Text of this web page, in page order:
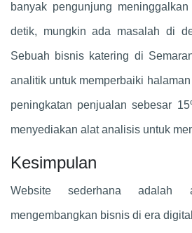
banyak pengunjung
detik, mungkin ada masalah di
Sebuah bisnis katering di
analitik untuk memperbaiki
peningkatan penjualan sebesar
menyediakan alat analisis untuk
Kesimpulan
Website sederhana adalah
mengembangkan bisnis di era